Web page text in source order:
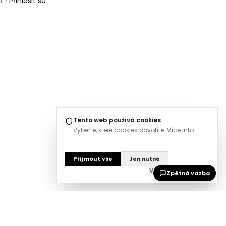
Tento web používá cookies
Vyberte, které cookies povolíte. Více info
Přijmout vše
Jen nutné
Vlastní nastavení
Zpětná vazba